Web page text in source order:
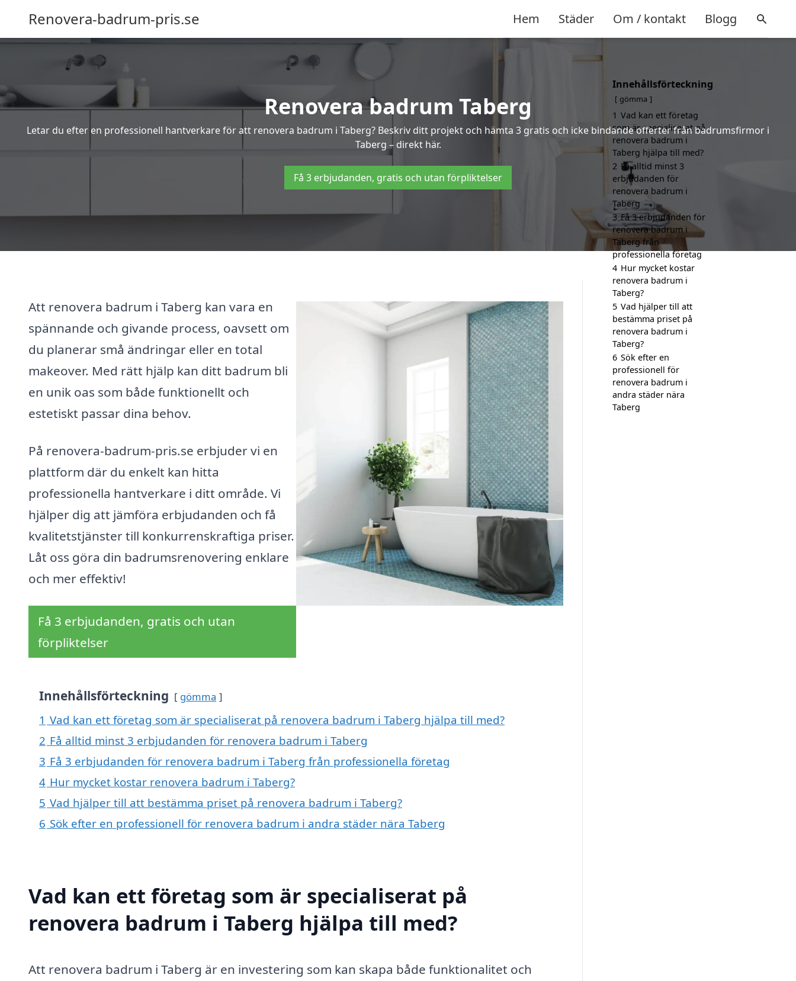
Renovera-badrum-pris.se Hem Städer Om / kontakt Blogg
Renovera badrum Taberg
Letar du efter en professionell hantverkare för att renovera badrum i Taberg? Beskriv ditt projekt och hämta 3 gratis och icke bindande offerter från badrumsfirmor i
Taberg – direkt här.
Få 3 erbjudanden, gratis och utan förpliktelser
Att renovera badrum i Taberg kan vara en
spännande och givande process, oavsett om
du planerar små ändringar eller en total
makeover. Med rätt hjälp kan ditt badrum bli
en unik oas som både funktionellt och
estetiskt passar dina behov.
På renovera-badrum-pris.se erbjuder vi en
plattform där du enkelt kan hitta
professionella hantverkare i ditt område. Vi
hjälper dig att jämföra erbjudanden och få
kvalitetstjänster till konkurrenskraftiga priser.
Låt oss göra din badrumsrenovering enklare
och mer effektiv!
Få 3 erbjudanden, gratis och utan
förpliktelser
Innehållsförteckning gömma
1 Vad kan ett företag som är specialiserat på renovera badrum i Taberg hjälpa till med?
2 Få alltid minst 3 erbjudanden för renovera badrum i Taberg
3 Få 3 erbjudanden för renovera badrum i Taberg från professionella företag
4 Hur mycket kostar renovera badrum i Taberg?
5 Vad hjälper till att bestämma priset på renovera badrum i Taberg?
6 Sök efter en professionell för renovera badrum i andra städer nära Taberg
Vad kan ett företag som är specialiserat på
renovera badrum i Taberg hjälpa till med?
Att renovera badrum i Taberg är en investering som kan skapa både funktionalitet och
Innehållsförteckning
gömma
1 Vad kan ett företag
som är specialiserat på
renovera badrum i
Taberg hjälpa till med?
2 Få alltid minst 3
erbjudanden för
renovera badrum i
Taberg
3 Få 3 erbjudanden för
renovera badrum i
Taberg från
professionella företag
4 Hur mycket kostar
renovera badrum i
Taberg?
5 Vad hjälper till att
bestämma priset på
renovera badrum i
Taberg?
6 Sök efter en
professionell för
renovera badrum i
andra städer nära
Taberg